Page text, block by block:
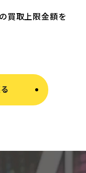
買取上限金額を